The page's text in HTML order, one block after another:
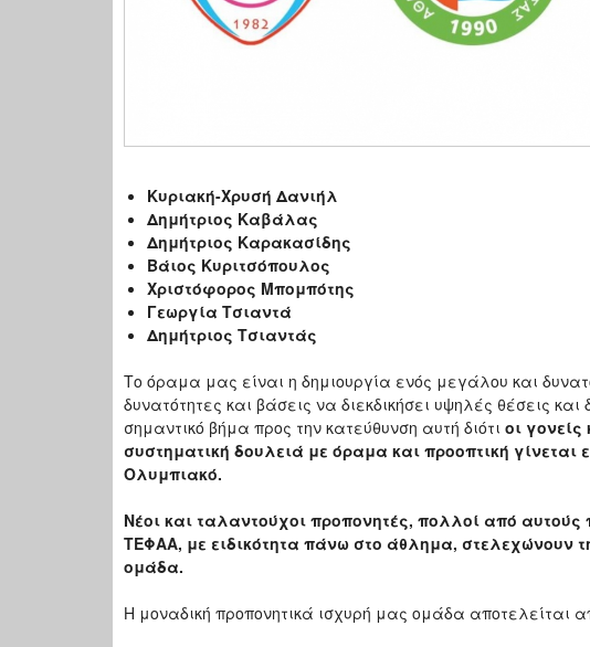
Κυριακή-Χρυσή Δανιήλ
Δημήτριος Καβάλας
Δημήτριος Καρακασίδης
Βάιος Κυριτσόπουλος
Χριστόφορος Μπομπότης
Γεωργία Τσιαντά
Δημήτριος Τσιαντάς
Το όραμα μας είναι η δημιουργία ενός μεγάλου και
δυνατότητες και βάσεις να διεκδικήσει υψηλές θέσεις
σημαντικό βήμα προς την κατεύθυνση αυτή διότι οι
συστηματική δουλειά με όραμα και προοπτική
Ολυμπιακό.
Νέοι και ταλαντούχοι προπονητές, πολλοί από
ΤΕΦΑΑ, με ειδικότητα πάνω στο άθλημα, στελεχώνουν
ομάδα.
Η μοναδική προπονητικά ισχυρή μας ομάδα αποτελείται